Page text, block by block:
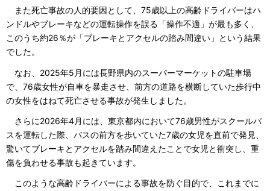
また死亡事故の人的要因として、75歳以上の高齢ドライバーはハ
ンドルやブレーキなどの運転操作を誤る「操作不適」が最も多く、
このうち約26％が「ブレーキとアクセルの踏み間違い」という結果
でした。
なお、2025年5月には長野県内のスーパーマーケットの駐車場
で、76歳女性が自車を暴走させ、前方の道路を横断していた歩行中
の女性をはねて死亡させる事故が発生しました。
さらに2026年4月には、東京都内において76歳男性がスクールバ
スを運転した際、バスの前方を歩いていた7歳の女児を直前で発見、
驚いてブレーキとアクセルを踏み間違えたことで女児と衝突し、重
傷を負わせる事故も起きています。
このような高齢ドライバーによる事故を防ぐ目的で、これまでに